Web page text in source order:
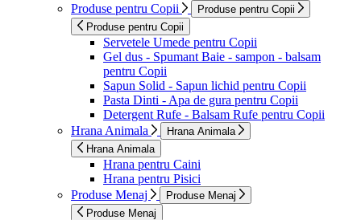
Produse pentru Copii
Produse pentru Copii
Produse pentru Copii
Servetele Umede pentru Copii
Gel dus - Spumant Baie - sampon - balsam
pentru Copii
Sapun Solid - Sapun lichid pentru Copii
Pasta Dinti - Apa de gura pentru Copii
Detergent Rufe - Balsam Rufe pentru Copii
Hrana Animala
Hrana Animala
Hrana Animala
Hrana pentru Caini
Hrana pentru Pisici
Produse Menaj
Produse Menaj
Produse Menaj